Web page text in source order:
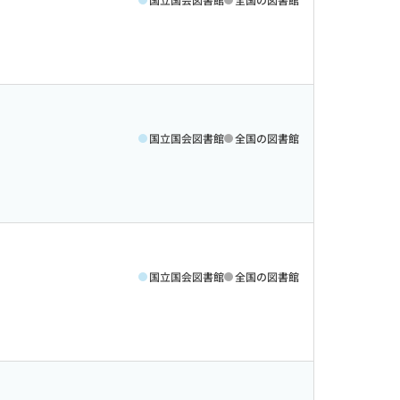
国立国会図書館 全国の図書館
国立国会図書館 全国の図書館